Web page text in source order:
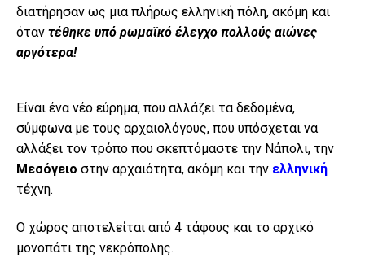
διατήρησαν ως μια πλήρως ελληνική πόλη, ακόμη και
όταν τέθηκε υπό ρωμαϊκό έλεγχο πολλούς αιώνες
αργότερα!
Είναι ένα νέο εύρημα, που αλλάζει τα δεδομένα,
σύμφωνα με τους αρχαιολόγους, που υπόσχεται να
αλλάξει τον τρόπο που σκεπτόμαστε την Νάπολι, την
Μεσόγειο στην αρχαιότητα, ακόμη και την ελληνική
τέχνη.
Ο χώρος αποτελείται από 4 τάφους και το αρχικό
μονοπάτι της νεκρόπολης.